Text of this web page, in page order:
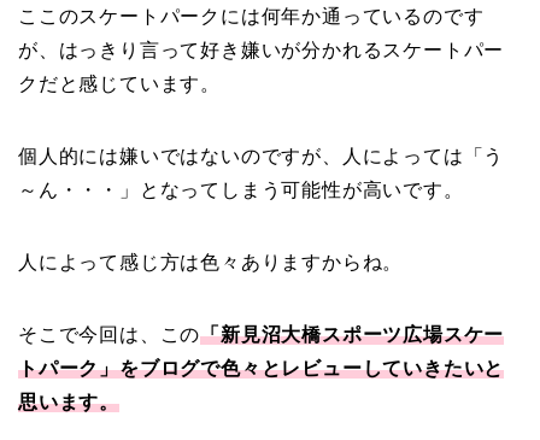
ここのスケートパークには何年か通っているのです
が、はっきり言って好き嫌いが分かれるスケートパー
クだと感じています。
個人的には嫌いではないのですが、人によっては「う
～ん・・・」となってしまう可能性が高いです。
人によって感じ方は色々ありますからね。
そこで今回は、この「新見沼大橋スポーツ広場スケー
トパーク」をブログで色々とレビューしていきたいと
思います。